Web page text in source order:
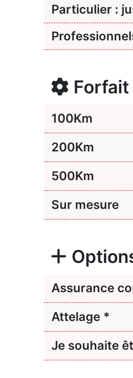
Particulier :
100Km
200Km
500Km
Sur mesure
Assurance
Attelage *
Je souhaite